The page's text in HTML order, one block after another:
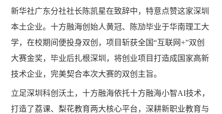
新华社广东分社社长陈凯星在致辞中，特意点赞这家深圳
本土企业。十方融海创始人黄冠、陈劢毕业于华南理工大
学，在校期间便投身双创，项目斩获全国“互联网+”双创
大赛金奖，毕业后扎根深圳，将创业项目打造成国家高新
技术企业，完美契合本次大赛的双创主旨。
立足深圳科创沃土，十方融海依托十方融海小智AI技术，
打造了荔课、梨花教育两大核心平台，深耕新职业教育与